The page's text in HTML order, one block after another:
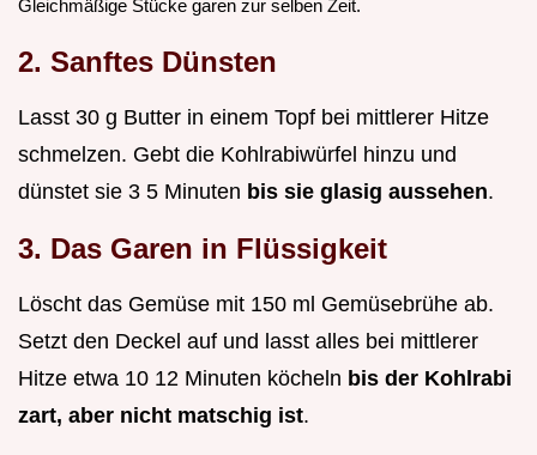
Gleichmäßige Stücke garen zur selben Zeit.
2. Sanftes Dünsten
Lasst 30 g Butter in einem Topf bei mittlerer Hitze
schmelzen. Gebt die Kohlrabiwürfel hinzu und
dünstet sie 3 5 Minuten bis sie glasig aussehen.
3. Das Garen in Flüssigkeit
Löscht das Gemüse mit 150 ml Gemüsebrühe ab.
Setzt den Deckel auf und lasst alles bei mittlerer
Hitze etwa 10 12 Minuten köcheln bis der Kohlrabi
zart, aber nicht matschig ist.